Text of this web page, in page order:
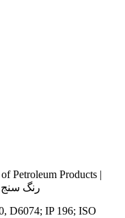
Petroleum Products |
رنگ
D6074; IP 196; ISO